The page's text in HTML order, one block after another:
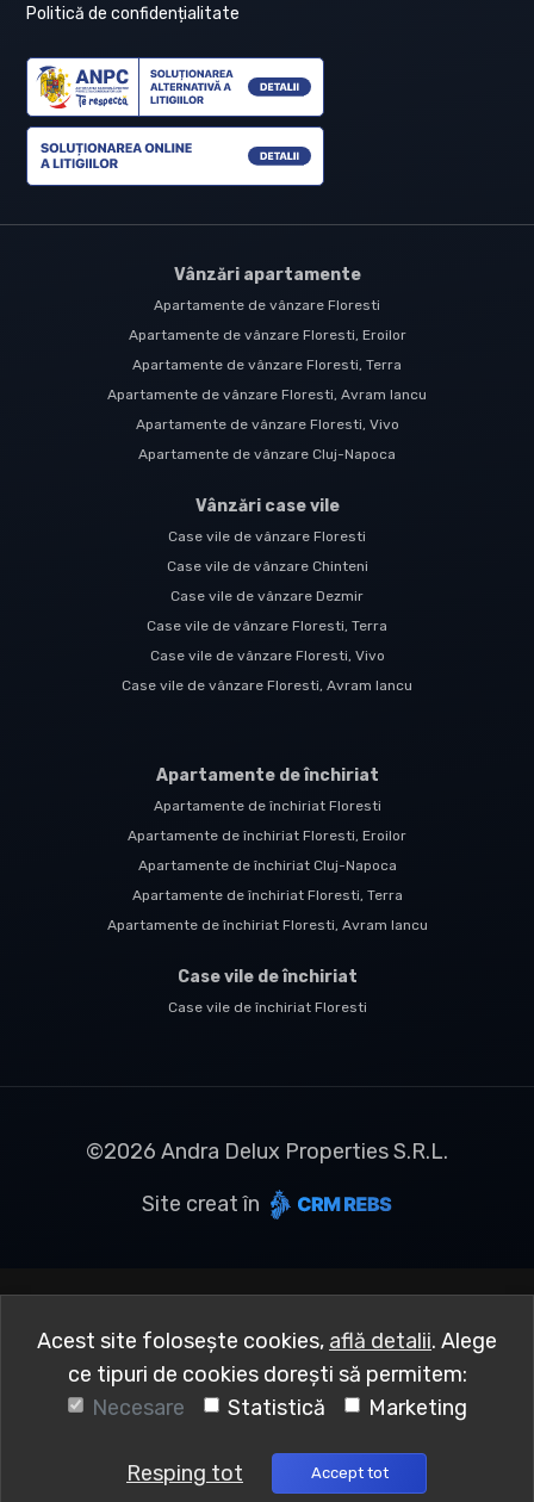
Sună acum Solicită vizionare
Politică de confidențialitate
Vânzări apartamente
Apartamente de vânzare Floresti
Apartamente de vânzare Floresti, Eroilor
Apartamente de vânzare Floresti, Terra
Apartamente de vânzare Floresti, Avram Iancu
Apartamente de vânzare Floresti, Vivo
Apartamente de vânzare Cluj-Napoca
Vânzări case vile
Case vile de vânzare Floresti
Case vile de vânzare Chinteni
Case vile de vânzare Dezmir
Case vile de vânzare Floresti, Terra
Case vile de vânzare Floresti, Vivo
Case vile de vânzare Floresti, Avram Iancu
Apartamente de închiriat
Apartamente de închiriat Floresti
Apartamente de închiriat Floresti, Eroilor
Apartamente de închiriat Cluj-Napoca
Apartamente de închiriat Floresti, Terra
Apartamente de închiriat Floresti, Avram Iancu
Case vile de închiriat
Case vile de închiriat Floresti
©2026 Andra Delux Properties S.R.L.
Site creat în
Acest site folosește cookies, află detalii. Alege
ce tipuri de cookies dorești să permitem:
Necesare
Statistică Marketing
Resping tot Accept tot